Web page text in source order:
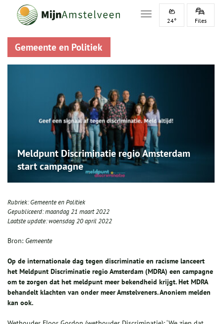
Toggle navigation
24° Files
Gemeente en Politiek
Meldpunt Discriminatie regio Amsterdam
start campagne
Rubriek:Gemeente en Politiek
Gepubliceerd:maandag 21 maart 2022
Laatste update:woensdag 20 april 2022
Bron: Gemeente
Op de internationale dag tegen discriminatie en racisme lanceert
het Meldpunt Discriminatie regio Amsterdam (MDRA) een campagne
om te zorgen dat het meldpunt meer bekendheid krijgt.Het MDRA
behandelt klachten van onder meerAmstelveners. Anoniem melden
kan ook.